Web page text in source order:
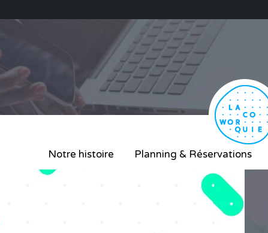
Notre histoire Planning & Réservations